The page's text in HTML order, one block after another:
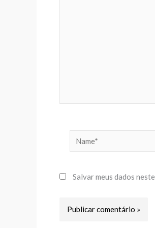
Salvar meus dados